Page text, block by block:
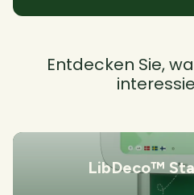
Entdecken Sie,
LibDeco™